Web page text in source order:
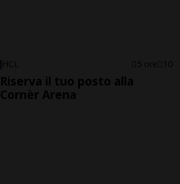
HCL 5 ore 10
Riserva il tuo posto alla
Cornèr Arena